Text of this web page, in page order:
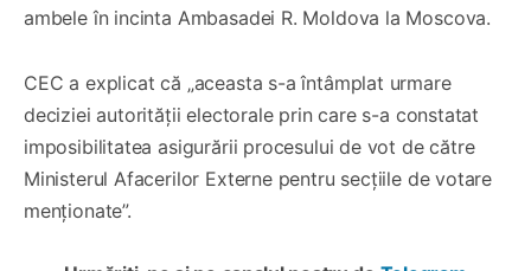
ambele în incinta Ambasadei R. Moldova la Moscova.
CEC a explicat că „aceasta s-a întâmplat urmare
deciziei autorității electorale prin care s-a constatat
imposibilitatea asigurării procesului de vot de către
Ministerul Afacerilor Externe pentru secțiile de votare
menționate”.